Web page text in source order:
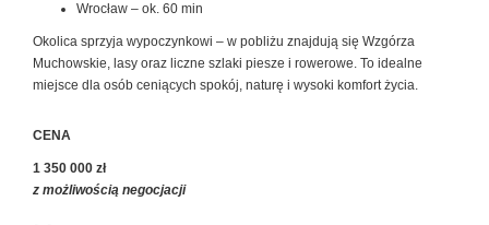
Wrocław – ok. 60 min
Okolica sprzyja wypoczynkowi – w pobliżu znajdują się Wzgórza
Muchowskie, lasy oraz liczne szlaki piesze i rowerowe. To idealne
miejsce dla osób ceniących spokój, naturę i wysoki komfort życia.
CENA
1 350 000 zł
z możliwością negocjacji